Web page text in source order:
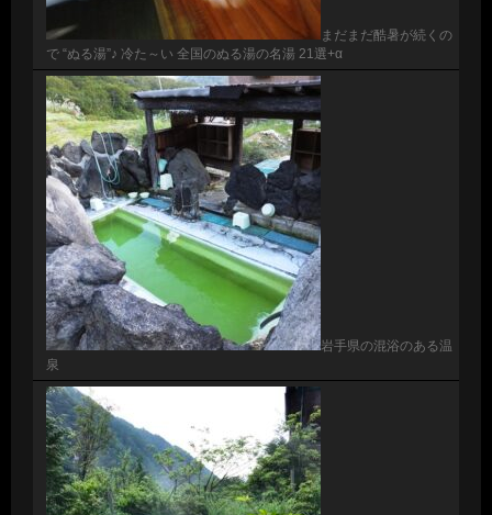
まだまだ酷暑が続くの
で “ぬる湯”♪ 冷た～い 全国のぬる湯の名湯 21選+α
岩手県の混浴のある温
泉